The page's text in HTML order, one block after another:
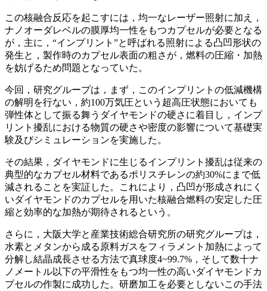
この核融合反応を起こすには，均一なレーザー照射に加え，
ナノオーダレベルの膜厚均一性をもつカプセルが必要となる
が，主に，“インプリント”と呼ばれる照射による凸凹形状の
発生と，製作時のカプセル表面の粗さが，燃料の圧縮・加熱
を妨げるため問題となっていた。
今回，研究グループは，まず，このインプリントの低減機構
の解明を行ない，約100万気圧という超高圧状態においても
弾性体として振る舞うダイヤモンドの硬さに着目し，インプ
リント擾乱における物質の硬さや密度の影響について基礎実
験及びシミュレーションを実施した。
その結果，ダイヤモンドに生じるインプリント擾乱は従来の
典型的なカプセル材料であるポリスチレンの約30%にまで低
減されることを実証した。これにより，凸凹が形成されにく
いダイヤモンドのカプセルを用いた核融合燃料の安定した圧
縮と効率的な加熱が期待されるという。
さらに，大阪大学と産業技術総合研究所の研究グループは，
水素とメタンから成る原料ガスをフィラメント加熱によって
分解し結晶成長させる方法で真球度4~99.7%，そして数十ナ
ノメートル以下の平滑性をもつ均一性の高いダイヤモンドカ
プセルの作製に成功した。研磨加工を必要としないこの手法